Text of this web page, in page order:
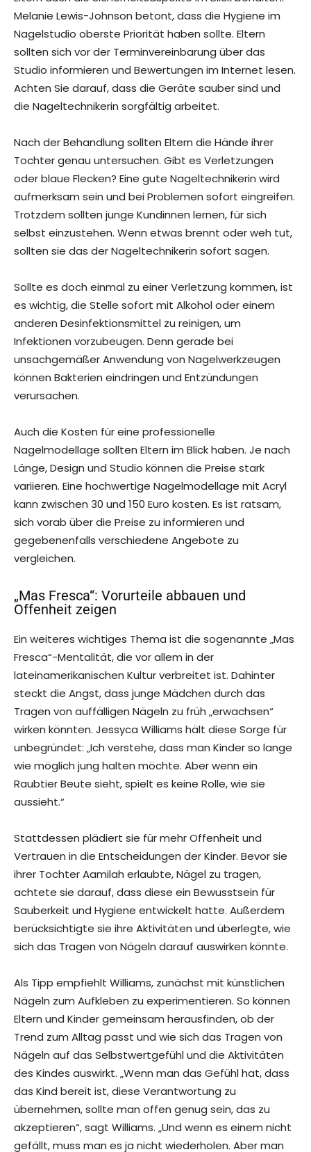
Melanie Lewis-Johnson betont, dass die Hygiene im
Nagelstudio oberste Priorität haben sollte. Eltern
sollten sich vor der Terminvereinbarung über das
Studio informieren und Bewertungen im Internet lesen.
Achten Sie darauf, dass die Geräte sauber sind und
die Nageltechnikerin sorgfältig arbeitet.
Nach der Behandlung sollten Eltern die Hände ihrer
Tochter genau untersuchen. Gibt es Verletzungen
oder blaue Flecken? Eine gute Nageltechnikerin wird
aufmerksam sein und bei Problemen sofort eingreifen.
Trotzdem sollten junge Kundinnen lernen, für sich
selbst einzustehen. Wenn etwas brennt oder weh tut,
sollten sie das der Nageltechnikerin sofort sagen.
Sollte es doch einmal zu einer Verletzung kommen, ist
es wichtig, die Stelle sofort mit Alkohol oder einem
anderen Desinfektionsmittel zu reinigen, um
Infektionen vorzubeugen. Denn gerade bei
unsachgemäßer Anwendung von Nagelwerkzeugen
können Bakterien eindringen und Entzündungen
verursachen.
Auch die Kosten für eine professionelle
Nagelmodellage sollten Eltern im Blick haben. Je nach
Länge, Design und Studio können die Preise stark
variieren. Eine hochwertige Nagelmodellage mit Acryl
kann zwischen 30 und 150 Euro kosten. Es ist ratsam,
sich vorab über die Preise zu informieren und
gegebenenfalls verschiedene Angebote zu
vergleichen.
„Mas Fresca“: Vorurteile abbauen und
Offenheit zeigen
Ein weiteres wichtiges Thema ist die sogenannte „Mas
Fresca“-Mentalität, die vor allem in der
lateinamerikanischen Kultur verbreitet ist. Dahinter
steckt die Angst, dass junge Mädchen durch das
Tragen von auffälligen Nägeln zu früh „erwachsen“
wirken könnten. Jessyca Williams hält diese Sorge für
unbegründet: „Ich verstehe, dass man Kinder so lange
wie möglich jung halten möchte. Aber wenn ein
Raubtier Beute sieht, spielt es keine Rolle, wie sie
aussieht.“
Stattdessen plädiert sie für mehr Offenheit und
Vertrauen in die Entscheidungen der Kinder. Bevor sie
ihrer Tochter Aamilah erlaubte, Nägel zu tragen,
achtete sie darauf, dass diese ein Bewusstsein für
Sauberkeit und Hygiene entwickelt hatte. Außerdem
berücksichtigte sie ihre Aktivitäten und überlegte, wie
sich das Tragen von Nägeln darauf auswirken könnte.
Als Tipp empfiehlt Williams, zunächst mit künstlichen
Nägeln zum Aufkleben zu experimentieren. So können
Eltern und Kinder gemeinsam herausfinden, ob der
Trend zum Alltag passt und wie sich das Tragen von
Nägeln auf das Selbstwertgefühl und die Aktivitäten
des Kindes auswirkt. „Wenn man das Gefühl hat, dass
das Kind bereit ist, diese Verantwortung zu
übernehmen, sollte man offen genug sein, das zu
akzeptieren“, sagt Williams. „Und wenn es einem nicht
gefällt, muss man es ja nicht wiederholen. Aber man